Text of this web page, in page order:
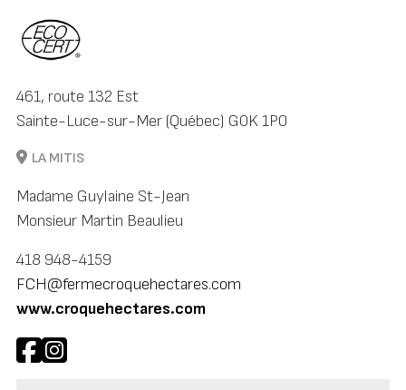
461, route 132 Est
Sainte-Luce-sur-Mer (Québec) G0K 1P0
LA MITIS
Madame Guylaine St-Jean
Monsieur Martin Beaulieu
418 948-4159
FCH@fermecroquehectares.com
www.croquehectares.com